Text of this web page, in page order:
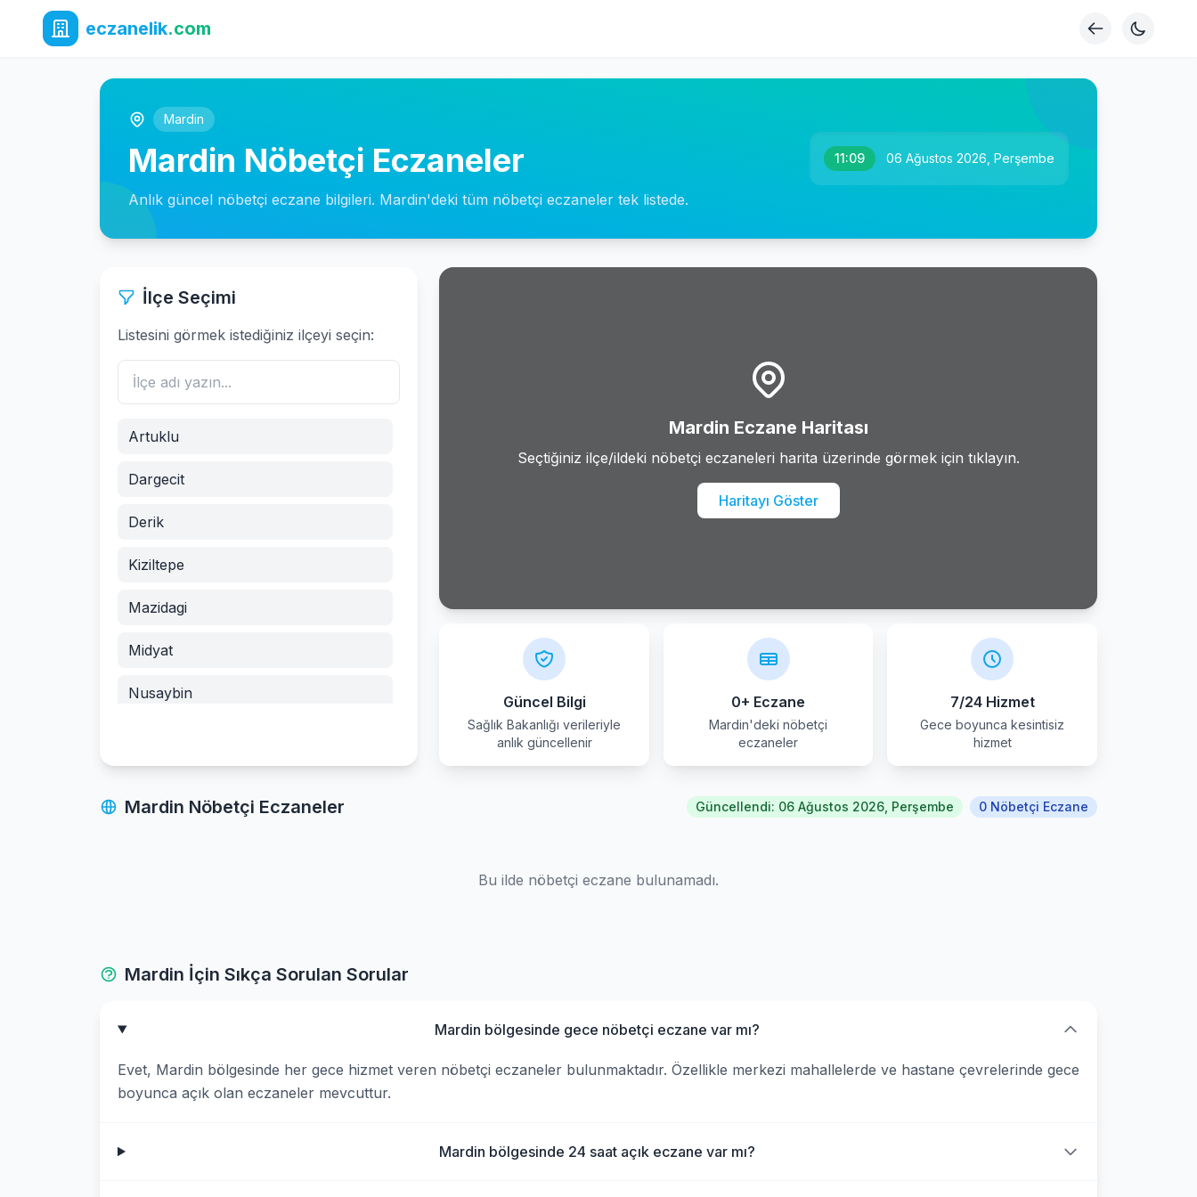
eczanelik.com
Mardin
Mardin Nöbetçi Eczaneler
Anlık güncel nöbetçi eczane bilgileri. Mardin'deki tüm nöbetçi eczaneler tek listede.
11:09 06 Ağustos 2026, Perşembe
İlçe Seçimi
Listesini görmek istediğiniz ilçeyi seçin:
Artuklu
Dargecit
Derik
Kiziltepe
Mazidagi
Midyat
Nusaybin
Mardin Eczane Haritası
Seçtiğiniz ilçe/ildeki nöbetçi eczaneleri harita üzerinde görmek için tıklayın.
Haritayı Göster
Güncel Bilgi
Sağlık Bakanlığı verileriyle
anlık güncellenir
0+ Eczane
Mardin'deki nöbetçi
eczaneler
7/24 Hizmet
Gece boyunca kesintisiz
hizmet
Mardin Nöbetçi Eczaneler Güncellendi: 06 Ağustos 2026, Perşembe 0 Nöbetçi Eczane
Bu ilde nöbetçi eczane bulunamadı.
Mardin İçin Sıkça Sorulan Sorular
Mardin bölgesinde gece nöbetçi eczane var mı?
Evet, Mardin bölgesinde her gece hizmet veren nöbetçi eczaneler bulunmaktadır. Özellikle merkezi mahallelerde ve hastane çevrelerinde gece
boyunca açık olan eczaneler mevcuttur.
Mardin bölgesinde 24 saat açık eczane var mı?